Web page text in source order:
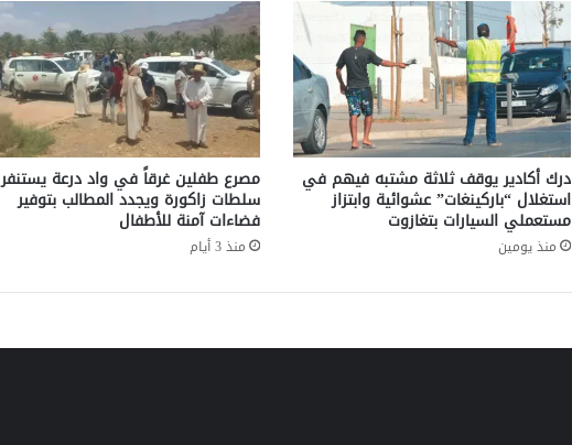
ص
ه
د
د
ب
ا
ر
ت
ك
ج
ا
درك أكادير يوقف ثلاثة مشتبه فيهم في
استغلال “باركينغات” عشوائية وابتزاز
مستعملي السيارات بتغازوت
منذ يومين
مصرع طفلين غرقاً في واد درعة يستنفر
سلطات زاكورة ويجدد المطالب بتوفير
فضاءات آمنة للأطفال
منذ 3 أيام